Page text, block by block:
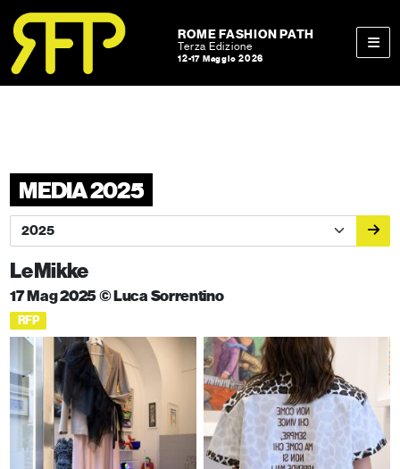
Skip to content
Skip to footer
ROME FASHION PATH
Terza Edizione
12-17 Maggio 2026
MEDIA 2025
Le Mikke
17 Mag 2025 © Luca Sorrentino
RFP